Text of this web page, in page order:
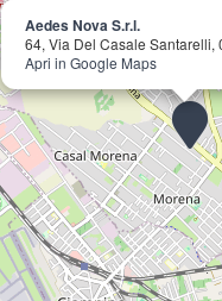
Aedes Nova S.r.l.
64, Via Del Casale Santarelli,
Apri in Google Maps